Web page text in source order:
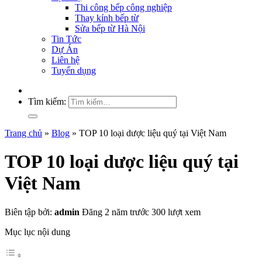
Thi công bếp công nghiệp
Thay kính bếp từ
Sửa bếp từ Hà Nội
Tin Tức
Dự Án
Liên hệ
Tuyển dụng
Tìm kiếm:
Trang chủ » Blog » TOP 10 loại dược liệu quý tại Việt Nam
TOP 10 loại dược liệu quý tại
Việt Nam
Biên tập bởi: admin Đăng 2 năm trước 300 lượt xem
Mục lục nội dung